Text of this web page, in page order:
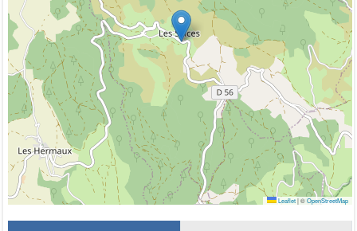
Leaflet |©OpenStreetMap